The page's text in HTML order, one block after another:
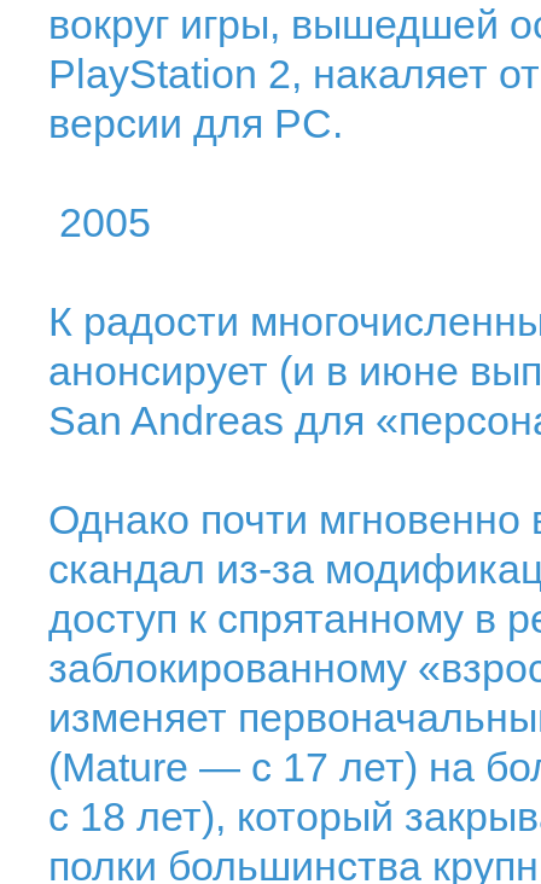
вокруг игры, вышедшей
PlayStation 2, накаляет
версии для PC.
2005
К радости
анонсирует (и в июне
San Andreas для
Однако почти мгновенно
скандал из-за
доступ к спрятанному в
заблокированному
изменяет
(Mature — с 17 лет) на
с 18 лет), который
полки большинства